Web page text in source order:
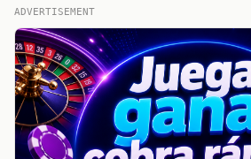
ADVERTISEMENT